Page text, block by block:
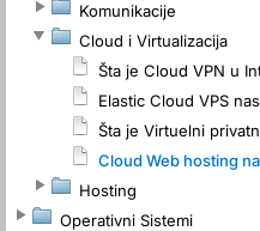
Komunikacije
Cloud i Virtualizacija
Šta je Cloud VPN u
Elastic Cloud VPS
Šta je Virtuelni
Cloud Web hosting
Hosting
Operativni Sistemi